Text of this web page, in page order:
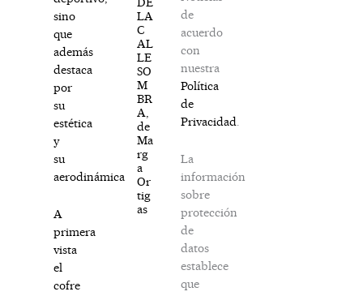
sino
que
además
destaca
por
su
estética
y
su
aerodinámica.
A
primera
vista
el
cofre
LA
C
AL
LE
SO
M
BR
A,
de
Ma
rg
a
Or
tig
as
de
acuerdo
con
nuestra
Política
de
Privacidad
La
información
sobre
protección
de
datos
establece
que